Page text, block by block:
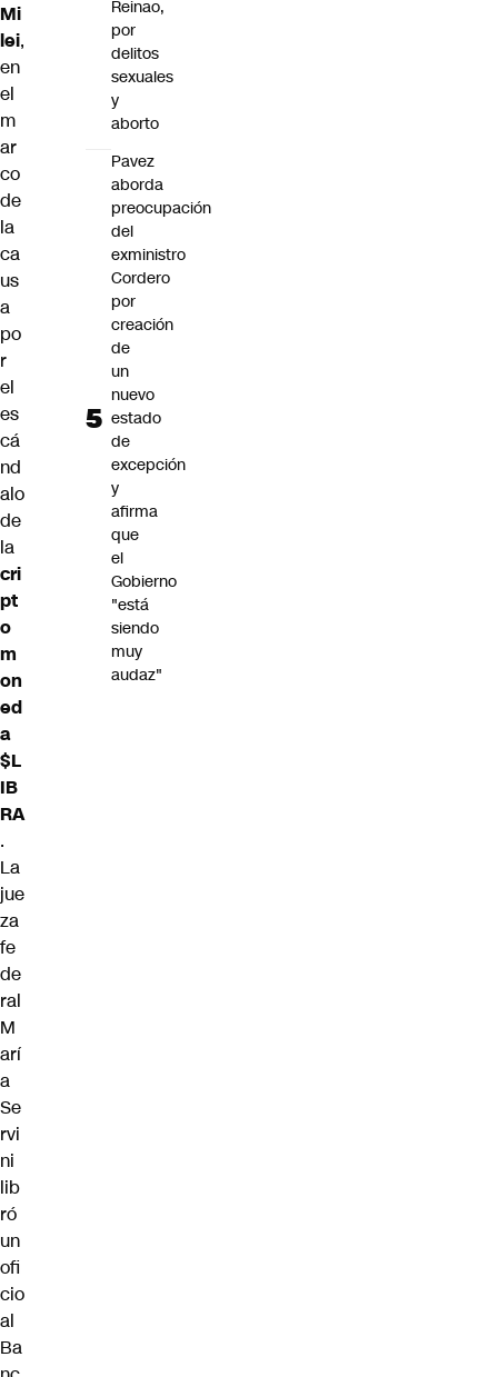
Mi
lei,
en
el
m
ar
co
de
la
ca
us
a
po
r
el
es
cá
nd
alo
de
la
cri
pt
o
m
on
ed
a
$L
IB
RA
.
La
jue
za
fe
de
ral
M
arí
a
Se
rvi
ni
lib
ró
un
ofi
cio
al
Ba
Reinao,
por
delitos
sexuales
y
aborto
Pavez
aborda
preocupación
del
exministro
Cordero
por
creación
de
un
nuevo
estado
de
excepción
y
afirma
que
el
Gobierno
"está
siendo
muy
audaz"